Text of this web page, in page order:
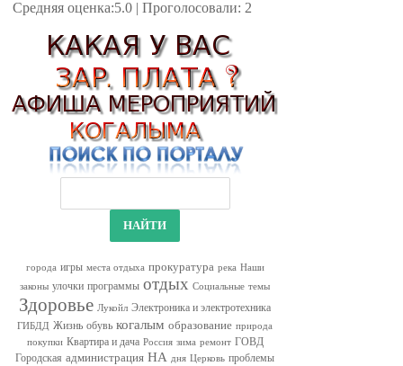
Средняя оценка:5.0 | Проголосовали: 2
города игры места отдыха прокуратура река Наши
законы улочки программы отдых Социальные темы
Здоровье Лукойл Электроника и электротехника
ГИБДД Жизнь обувь когалым образование природа
покупки Квартира и дача Россия зима ремонт ГОВД
Городская администрация НА дня Церковь проблемы